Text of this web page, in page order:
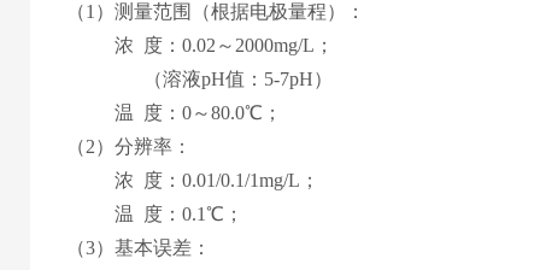
（1）测量范围 （根据电极量程）
：
浓 度 ： 0.02 ～ 2000mg/L ；
（溶液pH值：5-7pH）
温
度： 0～80.0℃；
（2）分辨率：
浓 度 ： 0.01/0.1/1mg/L ；
温
度：0.1℃；
（3）基本误差：